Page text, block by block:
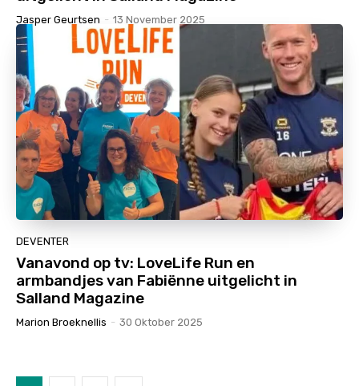
Jasper Geurtsen - 13 November 2025
DEVENTER
Vanavond op tv: LoveLife Run en
armbandjes van Fabiënne uitgelicht in
Salland Magazine
Marion Broeknellis - 30 Oktober 2025